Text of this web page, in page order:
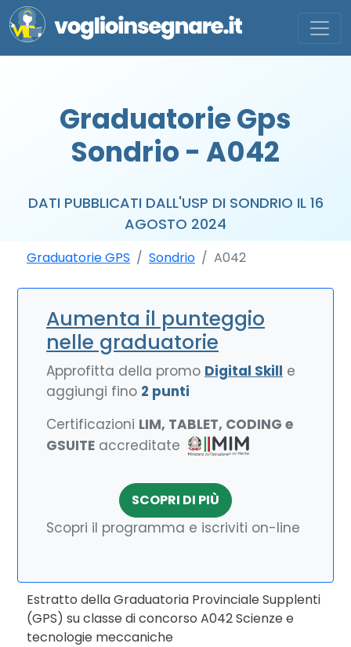
Graduatorie Gps
Sondrio - A042
DATI PUBBLICATI DALL'USP DI SONDRIO IL 16
AGOSTO 2024
Graduatorie GPS Sondrio A042
Aumenta il punteggio
nelle graduatorie
Approfitta della promo Digital Skill e
aggiungi fino 2 punti
Certificazioni LIM, TABLET, CODING e
GSUITE accreditate
SCOPRI DI PIÙ
Scopri il programma e iscriviti on-line
Estratto della Graduatoria Provinciale Supplenti
(GPS) su classe di concorso A042 Scienze e
tecnologie meccaniche